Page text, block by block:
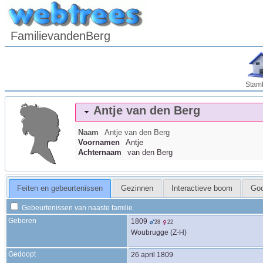
FamilievandenBerg
Antje van den Berg
Naam Antje van den Berg
Voornamen
Antje
Achternaam
van den Berg
Feiten en gebeurtenissen Gezinnen Interactieve boom
Gebeurtenissen van naaste familie
Geboren
1809 28 22
Woubrugge (Z-H)
Gedoopt
26 april 1809